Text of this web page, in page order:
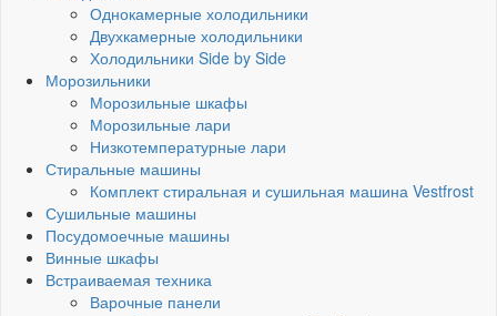
Однокамерные холодильники
Двухкамерные холодильники
Холодильники Side by Side
Морозильники
Морозильные шкафы
Морозильные лари
Низкотемпературные лари
Стиральные машины
Комплект стиральная и сушильная машина Vestfrost
Сушильные машины
Посудомоечные машины
Винные шкафы
Встраиваемая техника
Варочные панели